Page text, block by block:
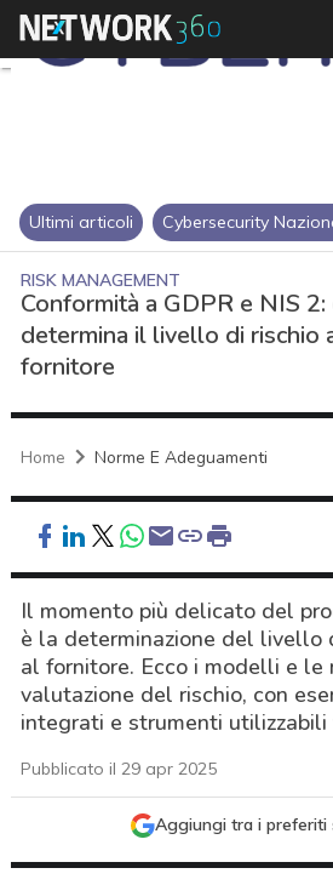
Ultimi articoli Cybersecurity
RISK MANAGEMENT
Conformità a GDPR e NIS 2:
determina il livello di rischio
fornitore
Home Norme E Adeguamenti
Il momento più delicato del
è la determinazione del livello
al fornitore. Ecco i modelli e le
valutazione del rischio, con
integrati e strumenti
Pubblicato il 29 apr 2025
Aggiungi tra i preferiti